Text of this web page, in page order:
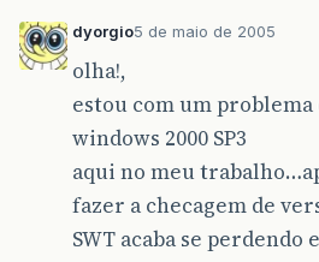
dyorgio5 de maio de 2005
olha!,
estou com um problema
windows 2000 SP3
aqui no meu
fazer a checagem de
SWT acaba se perdendo